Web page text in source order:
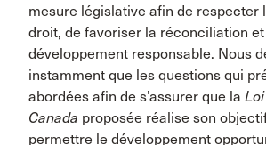
mesure législative afin de respecter
droit, de favoriser la réconciliation et
développement responsable. Nous
instamment que les questions qui
abordées afin de s’assurer que la
Canada proposée réalise son
permettre le développement